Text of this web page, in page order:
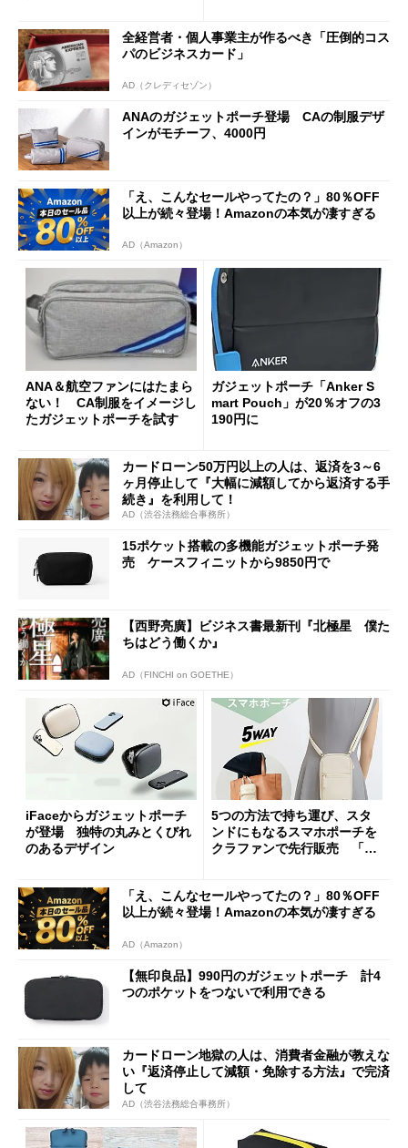
全経営者・個人事業主が作るべき「圧倒的コス
パのビジネスカード」
AD（クレディセゾン）
ANAのガジェットポーチ登場 CAの制服デザ
インがモチーフ、4000円
「え、こんなセールやってたの？」80％OFF
以上が続々登場！Amazonの本気が凄すぎる
AD（Amazon）
ANA＆航空ファンにはたまら
ない！ CA制服をイメージし
たガジェットポーチを試す
ガジェットポーチ「Anker S
mart Pouch」が20％オフの3
190円に
カードローン50万円以上の人は、返済を3～6
ヶ月停止して『大幅に減額してから返済する手
続き』を利用して！
AD（渋谷法務総合事務所）
15ポケット搭載の多機能ガジェットポーチ発
売 ケースフィニットから9850円で
【西野亮廣】ビジネス書最新刊『北極星 僕た
ちはどう働くか』
AD（FINCHI on GOETHE）
iFaceからガジェットポーチ
が登場 独特の丸みとくびれ
のあるデザイン
5つの方法で持ち運び、スタ
ンドにもなるスマホポーチを
クラファンで先行販売 「バ
「え、こんなセールやってたの？」80％OFF
以上が続々登場！Amazonの本気が凄すぎる
AD（Amazon）
【無印良品】990円のガジェットポーチ 計4
つのポケットをつないで利用できる
カードローン地獄の人は、消費者金融が教えな
い『返済停止して減額・免除する方法』で完済
して
AD（渋谷法務総合事務所）